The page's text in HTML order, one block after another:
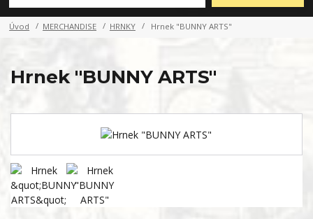
Úvod MERCHANDISE HRNKY Hrnek "BUNNY ARTS"
Hrnek "BUNNY ARTS"